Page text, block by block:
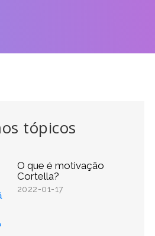
tópicos
O que é motivação
Cortella?
2022-01-17